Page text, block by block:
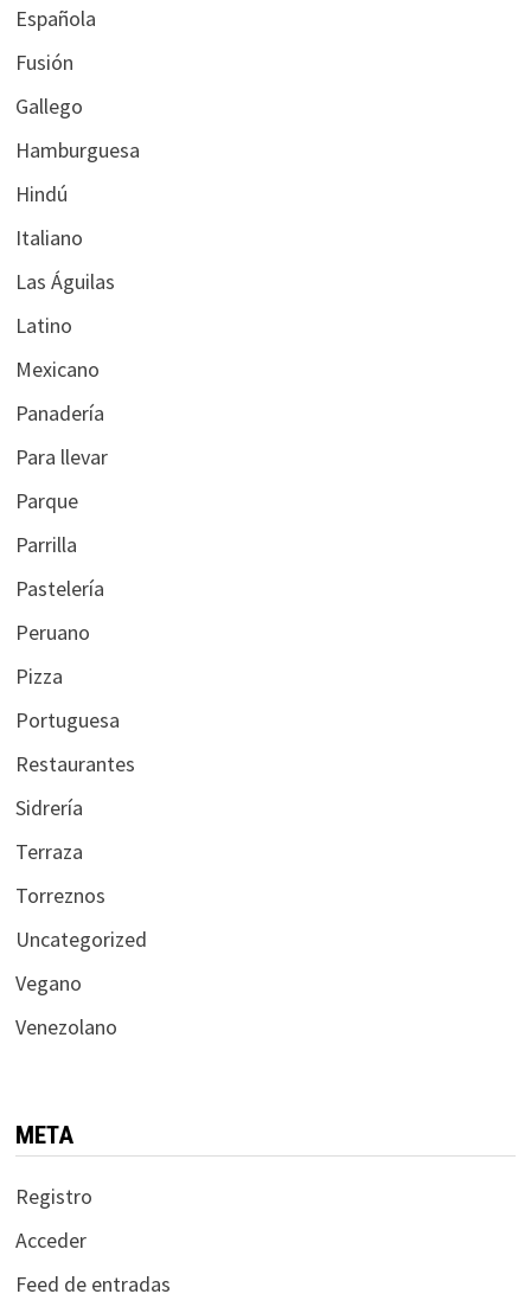
Española
Fusión
Gallego
Hamburguesa
Hindú
Italiano
Las Águilas
Latino
Mexicano
Panadería
Para llevar
Parque
Parrilla
Pastelería
Peruano
Pizza
Portuguesa
Restaurantes
Sidrería
Terraza
Torreznos
Uncategorized
Vegano
Venezolano
META
Registro
Acceder
Feed de entradas